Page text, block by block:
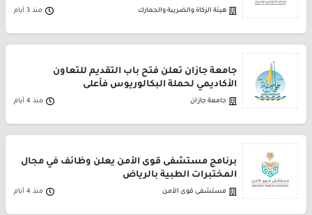
هيئة الزكاة والضريبة والجمارك منذ 3 أيام
جامعة جازان تعلن فتح باب التقديم للتعاون
الأكاديمي لحملة البكالوريوس فأعلى
جامعة جازان منذ 4 أيام
برنامج مستشفى قوى الأمن يعلن وظائف في مجال
المختبرات الطبية بالرياض
مستشفى قوى الأمن منذ 4 أيام